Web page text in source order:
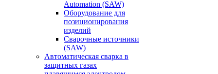
Automation (SAW)
Оборудование для
позиционирования
изделий
Сварочные источники
(SAW)
Автоматическая сварка в
защитных газах